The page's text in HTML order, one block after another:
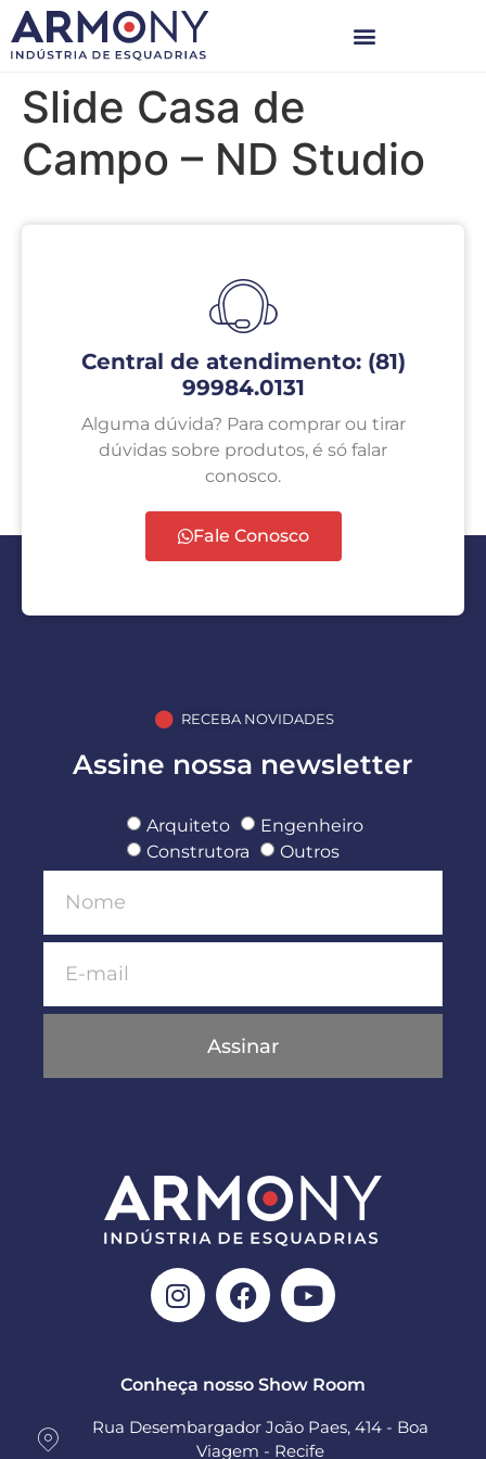
Slide Casa de
Campo – ND Studio
Central de atendimento: (81)
99984.0131
Alguma dúvida? Para comprar ou tirar
dúvidas sobre produtos, é só falar
conosco.
Fale Conosco
RECEBA NOVIDADES
Assine nossa newsletter
Arquiteto
Engenheiro
Construtora
Outros
Assinar
Conheça nosso Show Room
Rua Desembargador João Paes, 414 - Boa
Viagem - Recife